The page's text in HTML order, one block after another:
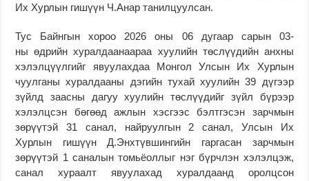
Их Хурлын гишүүн Ч.Анар танилцуулсан.
Тус Байнгын хороо 2026 оны 06 дугаар сарын 03-
ны өдрийн хуралдаанаараа хуулийн төслүүдийн анхны
хэлэлцүүлгийг явуулахдаа Монгол Улсын Их Хурлын
чуулганы хуралдааны дэгийн тухай хуулийн 39 дүгээр
зүйлд заасны дагуу хуулийн төслүүдийг зүйл бүрээр
хэлэлцсэн бөгөөд ажлын хэсгээс бэлтгэсэн зарчмын
зөрүүтэй 31 санал, найруулгын 2 санал, Улсын Их
Хурлын гишүүн Д.Энхтүвшингийн гаргасан зарчмын
зөрүүтэй 1 саналын томьёоллыг нэг бүрчлэн хэлэлцэж,
санал хураалт явуулахад хуралдаанд оролцсон